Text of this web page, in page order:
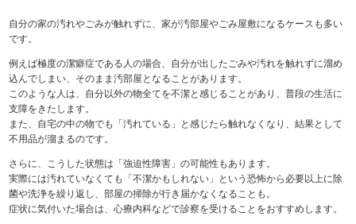
自分の家の汚れやごみが触れずに、家が汚部屋やごみ屋敷になるケースも多い
です。
例えば極度の潔癖症である人の場合、自分が出したごみや汚れを触れずに溜め
込んでしまい、そのまま汚部屋となることがあります。
このような人は、自分以外の物全てを不潔と感じることがあり、普段の生活に
支障をきたします。
また、自宅の中の物でも「汚れている」と感じたら触れなくなり、結果として
不用品が溜まるのです。
さらに、こうした状態は「強迫性障害」の可能性もあります。
実際には汚れていなくても「不潔かもしれない」という恐怖から必要以上に除
菌や洗浄を繰り返し、部屋の掃除が行き届かなくなることも。
症状に気付いた場合は、心療内科などで診察を受けることをおすすめします。